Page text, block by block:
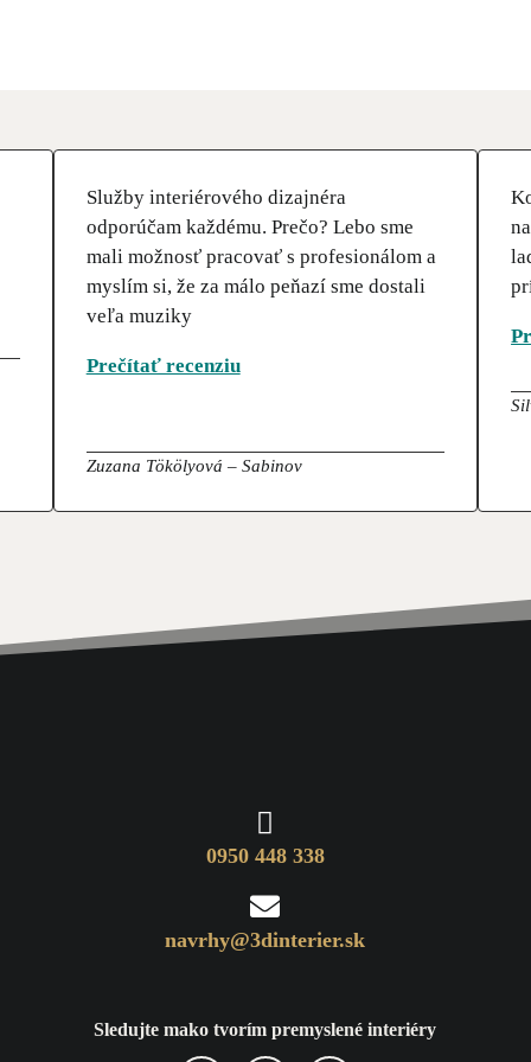
Služby interiérového dizajnéra
odporúčam každému. Prečo? Lebo sme
mali možnosť pracovať s profesionálom a
myslím si, že za málo peňazí sme dostali
veľa muziky
Prečítať recenziu
Zuzana Tökölyová – Sabinov

0950 448 338

navrhy@3dinterier.sk
Sledujte mako tvorím premyslené interiéry